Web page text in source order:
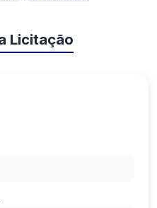
Licitação